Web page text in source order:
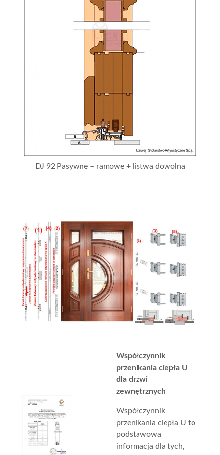
DJ 92 Pasywne – ramowe + listwa dowolna
Współczynnik
przenikania ciepła U
dla drzwi
zewnętrznych
Współczynnik
przenikania ciepła U to
podstawowa
informacja dla tych,